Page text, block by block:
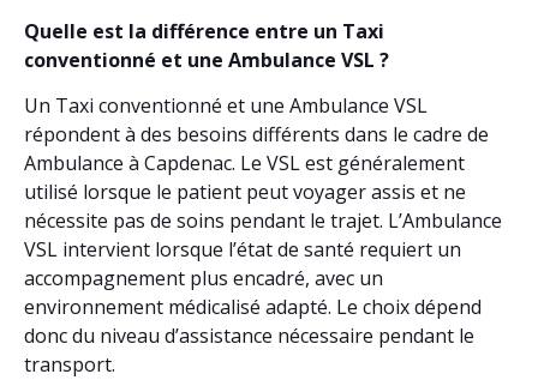
Quelle est la différence entre un Taxi
conventionné et une Ambulance VSL ?
Un Taxi conventionné et une Ambulance VSL
répondent à des besoins différents dans le cadre de
Ambulance à Capdenac. Le VSL est généralement
utilisé lorsque le patient peut voyager assis et ne
nécessite pas de soins pendant le trajet. L’Ambulance
VSL intervient lorsque l’état de santé requiert un
accompagnement plus encadré, avec un
environnement médicalisé adapté. Le choix dépend
donc du niveau d’assistance nécessaire pendant le
transport.